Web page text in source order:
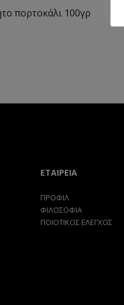
πορτοκάλι 100γρ
ΕΤΑΙΡΕΙΑ
ΠΡΟΦΙΛ
ΦΙΛΟΣΟΦΙΑ
ΠΟΙΟΤΙΚΟΣ ΕΛΕΓΧΟΣ